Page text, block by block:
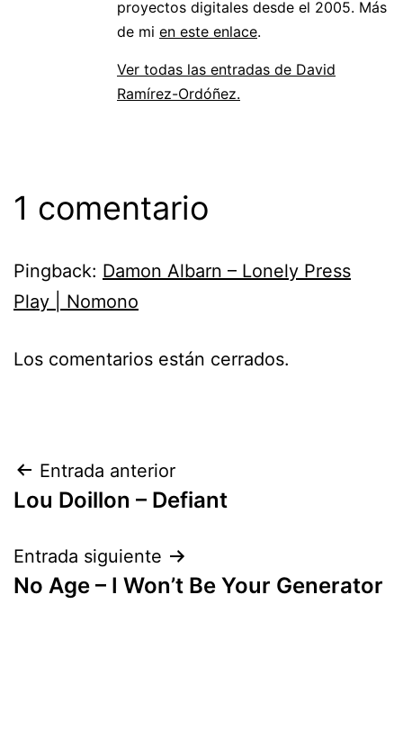
proyectos digitales desde el 2005. Más
de mi en este enlace.
Ver todas las entradas de David
Ramírez-Ordóñez.
1 comentario
Pingback: Damon Albarn – Lonely Press
Play | Nomono
Los comentarios están cerrados.
Navegación
de
entradas
Entrada anterior
Lou Doillon – Defiant
Entrada siguiente
No Age – I Won’t Be Your Generator